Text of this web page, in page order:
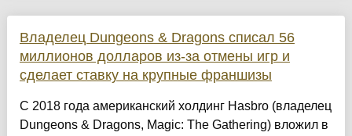
Владелец Dungeons & Dragons списал 56
миллионов долларов из-за отмены игр и
сделает ставку на крупные франшизы
С 2018 года американский холдинг Hasbro (владелец
Dungeons & Dragons, Magic: The Gathering) вложил в